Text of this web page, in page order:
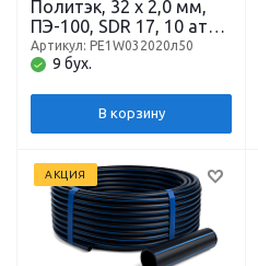
Политэк, 32 x 2,0 мм,
ПЭ-100, SDR 17, 10 атм,
бухта 50 м
9 бух.
Артикул: РЕ1W032020л50
В корзину
АКЦИЯ